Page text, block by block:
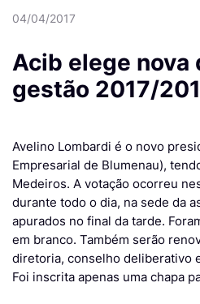
04/04/2017
Acib elege nova
gestão 2017/
Avelino Lombardi é o novo
Empresarial de Blumenau),
Medeiros. A votação ocorreu
durante todo o dia, na sede da
apurados no final da tarde.
em branco. Também serão
diretoria, conselho deliberativo
Foi inscrita apenas uma chapa